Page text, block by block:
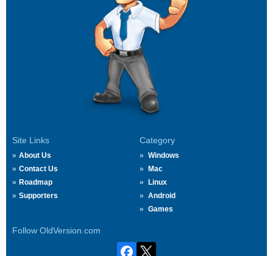
Site Links
About Us
Contact Us
Roadmap
Supporters
Category
Windows
Mac
Linux
Android
Games
Follow OldVersion.com